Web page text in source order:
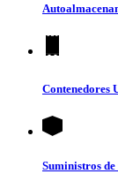
Contenedores
Suministros